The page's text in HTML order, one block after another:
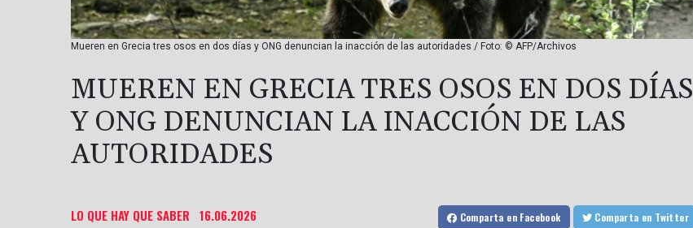
Mueren en Grecia tres osos en dos días y ONG denuncian la inacción de las autoridades / Foto: © AFP/Archivos
MUEREN EN GRECIA TRES OSOS EN DOS DÍAS
Y ONG DENUNCIAN LA INACCIÓN DE LAS
AUTORIDADES
LO QUE HAY QUE SABER 16.06.2026 Comparta en Facebook Comparta en Twitter